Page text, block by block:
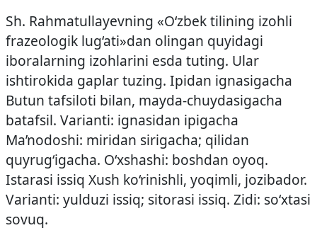
Sh. Rahmatullayevning «O‘zbek tilining izohli
frazeologik lug‘ati»dan olingan quyidagi
iboralarning izohlarini esda tuting. Ular
ishtirokida gaplar tuzing. Ipidan ignasigacha
Butun tafsiloti bilan, mayda-chuydasigacha
batafsil. Varianti: ignasidan ipigacha
Ma’nodoshi: miridan sirigacha; qilidan
quyrug‘igacha. O‘xshashi: boshdan oyoq.
Istarasi issiq Xush ko‘rinishli, yoqimli, jozibador.
Varianti: yulduzi issiq; sitorasi issiq. Zidi: so‘xtasi
sovuq.